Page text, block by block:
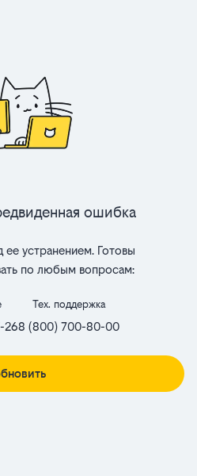
ошибка
устранением. Готовы
по любым вопросам:
26
Тех. поддержка
8 (800) 700-80-00